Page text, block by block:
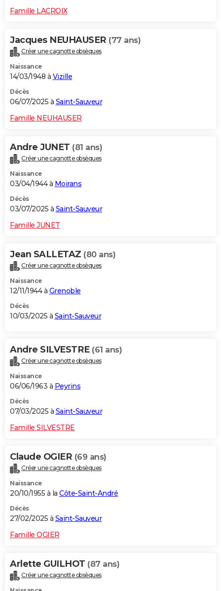
Famille LACROIX
Jacques NEUHAUSER (77 ans)
Créer une cagnotte obsèques
Naissance
14/03/1948 à Vizille
Décès
06/07/2025 à Saint-Sauveur
Famille NEUHAUSER
Andre JUNET (81 ans)
Créer une cagnotte obsèques
Naissance
03/04/1944 à Moirans
Décès
03/07/2025 à Saint-Sauveur
Famille JUNET
Jean SALLETAZ (80 ans)
Créer une cagnotte obsèques
Naissance
12/11/1944 à Grenoble
Décès
10/03/2025 à Saint-Sauveur
Andre SILVESTRE (61 ans)
Créer une cagnotte obsèques
Naissance
06/06/1963 à Peyrins
Décès
07/03/2025 à Saint-Sauveur
Famille SILVESTRE
Claude OGIER (69 ans)
Créer une cagnotte obsèques
Naissance
20/10/1955 à la Côte-Saint-André
Décès
27/02/2025 à Saint-Sauveur
Famille OGIER
Arlette GUILHOT (87 ans)
Créer une cagnotte obsèques